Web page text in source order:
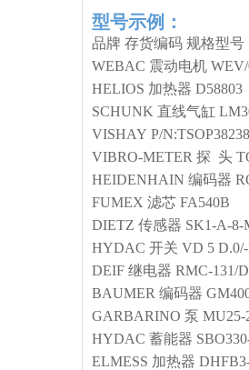
型号示例：
品牌 存货编码 规格型号
WEBAC 震动电机 WEV/
HELIOS 加热器 D58803
SCHUNK 直线气缸
VISHAY P/N:TSOP38238
VIBRO-METER 探 头
HEIDENHAIN 编码器
FUMEX 滤芯 FA540B
DIETZ 传感器 SK1-A-8-
HYDAC 开关 VD 5
DEIF 继电器 RMC-131/
BAUMER 编码器
GARBARINO 泵 MU25-
HYDAC 蓄能器
ELMESS 加热器